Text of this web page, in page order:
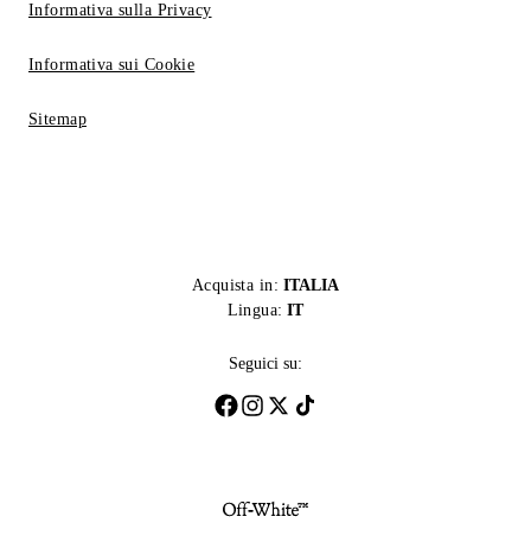
Informativa sulla Privacy
Informativa sui Cookie
Sitemap
Acquista in: ITALIA
Lingua: IT
Seguici su: